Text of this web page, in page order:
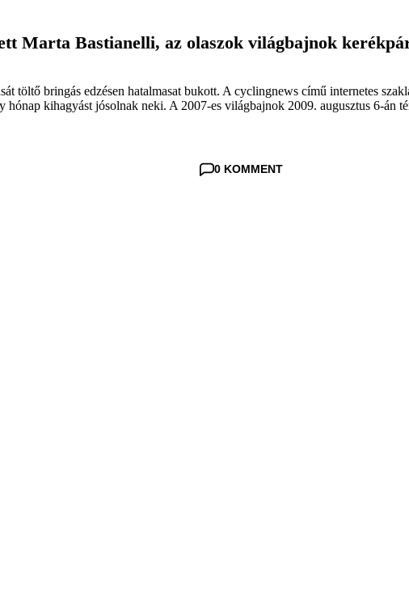
Marta Bastianelli, az olaszok világbajnok
töltő bringás edzésen hatalmasat bukott. A cyclingnews című internetes
kihagyást jósolnak neki. A 2007-es világbajnok 2009. augusztus 6-án
0 KOMMENT